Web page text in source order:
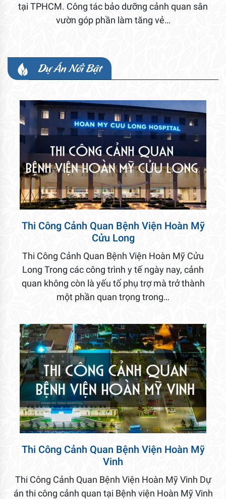
tại TPHCM. Công tác bảo dưỡng cảnh quan sân
vườn góp phần làm tăng vẻ…
Dự Án Nổi Bật
Thi Công Cảnh Quan Bệnh Viện Hoàn Mỹ
Cửu Long
Thi Công Cảnh Quan Bệnh Viện Hoàn Mỹ Cửu
Long Trong các công trình y tế ngày nay, cảnh
quan không còn là yếu tố phụ trợ mà trở thành
một phần quan trọng trong…
Thi Công Cảnh Quan Bệnh Viện Hoàn Mỹ
Vinh
Thi Công Cảnh Quan Bệnh Viện Hoàn Mỹ Vinh Dự
án thi công cảnh quan tại Bệnh viện Hoàn Mỹ Vinh